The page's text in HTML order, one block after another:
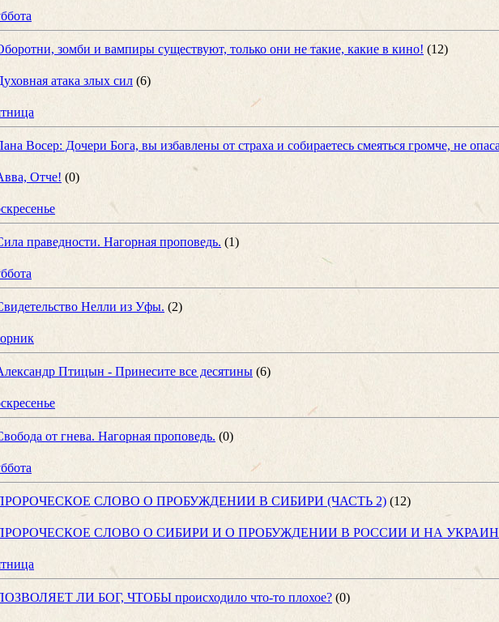
зомби и вампиры существуют, только они не такие, какие в кино! (12)
атака злых сил (6)
Восер: Дочери Бога, вы избавлены от страха и собираетесь смеяться громче, не
Отче! (0)
праведности. Нагорная проповедь. (1)
Нелли из Уфы. (2)
Птицын - Принесите все десятины (6)
от гнева. Нагорная проповедь. (0)
СЛОВО О ПРОБУЖДЕНИИ В СИБИРИ (ЧАСТЬ 2) (12)
СЛОВО О СИБИРИ И О ПРОБУЖДЕНИИ В РОССИИ И НА
ЛИ БОГ, ЧТОБЫ происходило что-то плохое? (0)